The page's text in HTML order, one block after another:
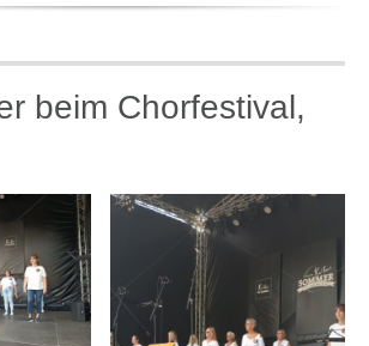
beim Chorfestival,